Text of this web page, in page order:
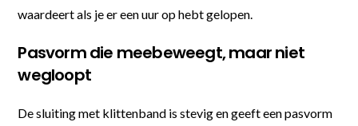
waardeert als je er een uur op hebt gelopen.
Pasvorm die meebeweegt, maar niet
wegloopt
De sluiting met klittenband is stevig en geeft een pasvorm